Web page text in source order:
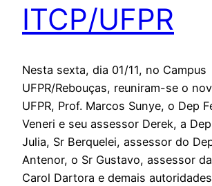
ITCP/UFPR
Nesta sexta, dia 01/11, no Campus
UFPR/Rebouças, reuniram-se o
UFPR, Prof. Marcos Sunye, o Dep
Veneri e seu assessor Derek, a
Julia, Sr Berquelei, assessor do
Antenor, o Sr Gustavo, assessor
Carol Dartora e demais